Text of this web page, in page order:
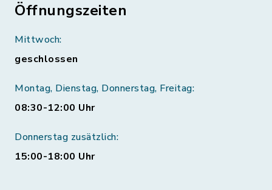
Öffnungszeiten
Mittwoch:
geschlossen
Montag, Dienstag, Donnerstag, Freitag:
08:30-12:00 Uhr
Donnerstag zusätzlich:
15:00-18:00 Uhr